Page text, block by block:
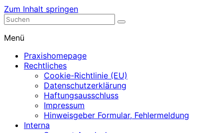
Zum Inhalt springen
Nephrologische Praxis mit Dialyse
Menü
Praxishomepage
Rechtliches
Cookie-Richtlinie (EU)
Datenschutzerklärung
Haftungsausschluss
Impressum
Hinweisgeber Formular, Fehlermeldung
Interna